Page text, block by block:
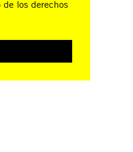
los derechos